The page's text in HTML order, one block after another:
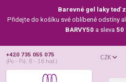
Barevné gel laky teď
Přidejte do košíku své oblíbené odstíny
BARVY50 a sleva 50
CZK
+420 735 055 075
(Po - Pá, 8 - 16 hod.)